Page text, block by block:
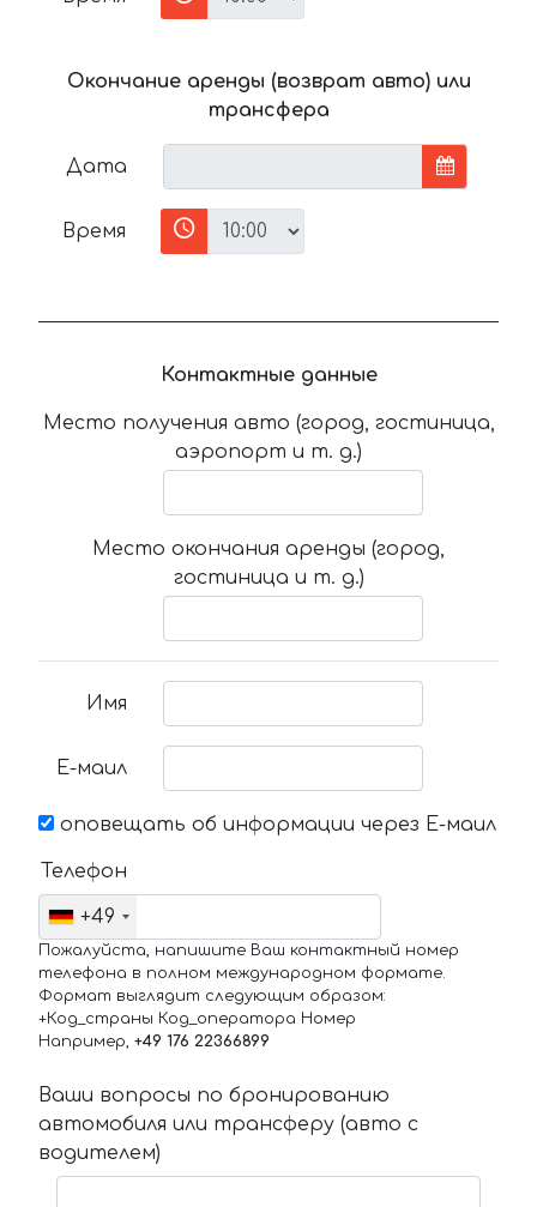
Окончание аренды (возврат авто) или
трансфера
Дата
Время
Контактные данные
Место получения авто (город, гостиница,
аэропорт и т. д.)
Место окончания аренды (город,
гостиница и т. д.)
Имя
Е-маил
оповещать об информации через Е-маил
Телефон
+49
Пожалуйста, напишите Ваш контактный номер
телефона в полном международном формате.
Формат выглядит следующим образом:
+Код_страны Код_оператора Номер
Например, +49 176 22366899
Ваши вопросы по бронированию
автомобиля или трансферу (авто с
водителем)